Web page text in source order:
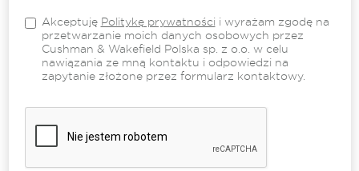
Akceptuję Politykę prywatnościi wyrażam zgodę na
przetwarzanie moich danych osobowych przez
Cushman & Wakefield Polska sp. z o.o. w celu
nawiązania ze mną kontaktu i odpowiedzi na
zapytanie złożone przez formularz kontaktowy.